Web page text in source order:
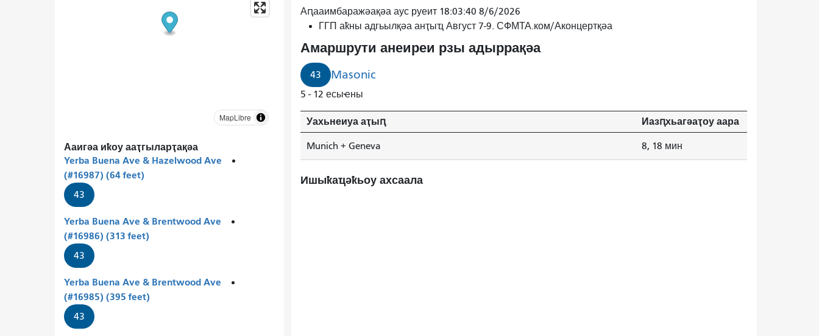
Аԥааимбаражәақәа аус руеит 18:03:40 8/6/2026
ГГП аҟны адгьылқәа анҭыҵ Август 7-9. СФМТА.ком/Аконцертқәа
Амаршрути анеиреи рзы адыррақәа
43 Masonic
5 - 12 есыҽны
Уахьнеиуа аҭыԥ Иазԥхьагәаҭоу аара
Munich + Geneva 8, 18 мин
Ишыҟаҵәҟьоу ахсаала
MapLibre
Ааигәа иҟоу ааҭгыларҭақәа
Yerba Buena Ave & Hazelwood Ave
(#16987) (64 feet)
43
Yerba Buena Ave & Brentwood Ave
(#16986) (313 feet)
43
Yerba Buena Ave & Brentwood Ave
(#16985) (395 feet)
43